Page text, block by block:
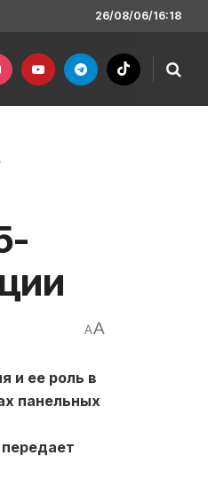
26/08/06/16:18
AA
и ее роль в
панельных